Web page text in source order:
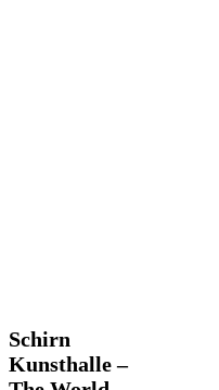
Schirn
Kunsthalle
–
Schirn
Kunsthalle –